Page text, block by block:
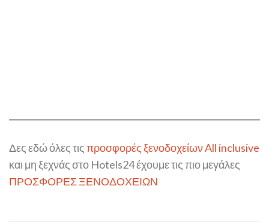
Δες εδώ όλες τιςπροσφορές ξενοδοχείων All inclusive
και μη ξεχνάς στο Hotels24 έχουμε τις πιο μεγάλες
ΠΡΟΣΦΟΡΕΣ ΞΕΝΟΔΟΧΕΙΩΝ